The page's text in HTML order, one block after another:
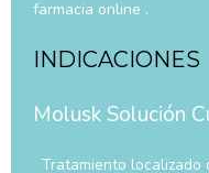
farmacia online .
INDICACIONES
Molusk Solución
Tratamiento localizado